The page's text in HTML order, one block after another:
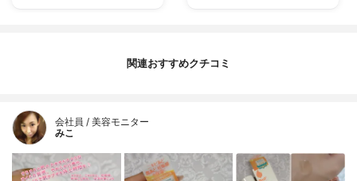
関連おすすめクチコミ
会社員 / 美容モニター
みこ